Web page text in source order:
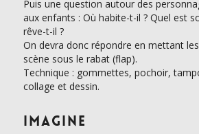
Puis une question autour des
aux enfants : Où habite-t-il ? Quel est
rêve-t-il ?
On devra donc répondre en mettant
scène sous le rabat (flap).
Technique : gommettes, pochoir,
collage et dessin.
Imagine